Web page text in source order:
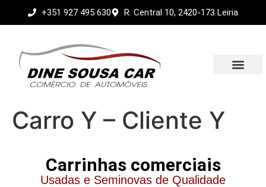
+351 927 495 630 R. Central 10, 2420-173 Leiria
Carro Y – Cliente Y
Carrinhas comerciais
Usadas e Seminovas de Qualidade